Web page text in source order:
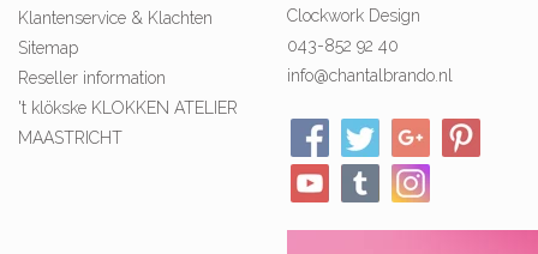
Klantenservice & Klachten
Sitemap
Reseller information
't klökske KLOKKEN ATELIER
MAASTRICHT
Clockwork Design
043-852 92 40
info@chantalbrando.nl